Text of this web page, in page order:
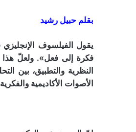
بقلم حبيل رشيد
يقول الفيلسوف
فكرة إلى فعل». ولعلّ هذا
النظرية والتطبيق، بين
الأصوات الأكاديمية